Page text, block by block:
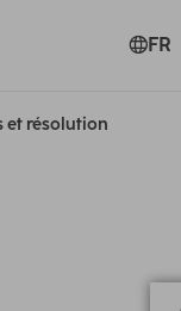
FR
et résolution